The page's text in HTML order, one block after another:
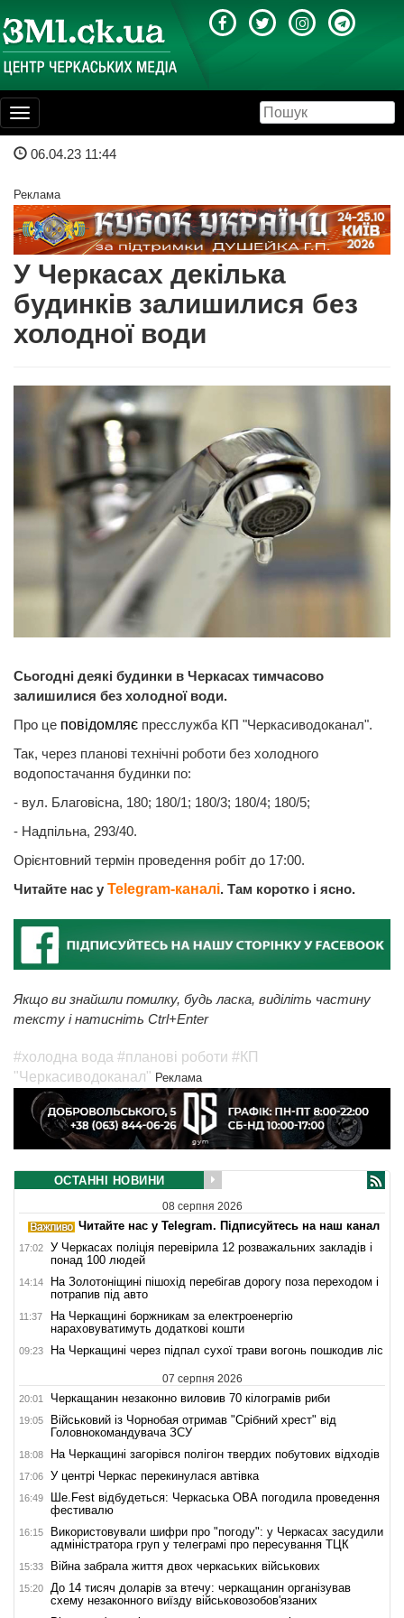
Toggle
navigation
06.04.23 11:44
Реклама
У Черкасах декілька
будинків залишилися без
холодної води
Сьогодні деякі будинки в Черкасах тимчасово
залишилися без холодної води.
Про це повідомляє пресслужба КП "Черкасиводоканал".
Так, через планові технічні роботи без холодного
водопостачання будинки по:
- вул. Благовісна, 180; 180/1; 180/3; 180/4; 180/5;
- Надпільна, 293/40.
Орієнтовний термін проведення робіт до 17:00.
Читайте нас у Telegram-каналі. Там коротко і ясно.
Якщо ви знайшли помилку, будь ласка, виділіть частину
тексту і натисніть Ctrl+Enter
#холодна вода #планові роботи #КП
"Черкасиводоканал" Реклама
ОСТАННІ НОВИНИ
08 серпня 2026
Читайте нас у Telegram. Підписуйтесь на наш канал
17:02
У Черкасах поліція перевірила 12 розважальних закладів і
понад 100 людей
14:14
На Золотоніщині пішохід перебігав дорогу поза переходом і
потрапив під авто
11:37
На Черкащині боржникам за електроенергію
нараховуватимуть додаткові кошти
09:23 На Черкащині через підпал сухої трави вогонь пошкодив ліс
07 серпня 2026
20:01 Черкащанин незаконно виловив 70 кілограмів риби
19:05
Військовий із Чорнобая отримав "Срібний хрест" від
Головнокомандувача ЗСУ
18:08 На Черкащині загорівся полігон твердих побутових відходів
17:06 У центрі Черкас перекинулася автівка
16:49
Ше.Fest відбудеться: Черкаська ОВА погодила проведення
фестивалю
16:15
Використовували шифри про "погоду": у Черкасах засудили
адміністратора груп у телеграмі про пересування ТЦК
15:33 Війна забрала життя двох черкаських військових
15:20
До 14 тисяч доларів за втечу: черкащанин організував
схему незаконного виїзду військовозобов'язаних